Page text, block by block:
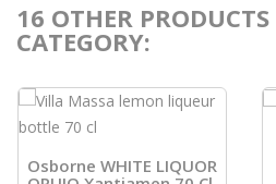
16 OTHER
CATEGORY:
Osborne WHITE LIQUOR